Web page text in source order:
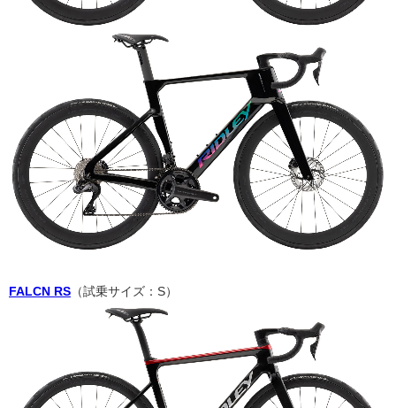
FALCN RS （試乗サイズ：S）